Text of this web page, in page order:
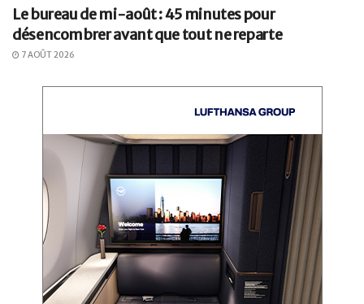
Le bureau de mi-août : 45 minutes pour
désencombrer avant que tout ne reparte
7 AOÛT 2026